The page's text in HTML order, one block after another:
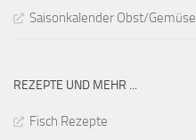
Saisonkalender Obst/Gemüse
REZEPTE UND MEHR ...
Fisch Rezepte